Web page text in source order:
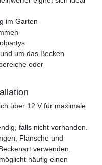
im Garten
um das Becken
oder
über 12 V für maximale
falls nicht vorhanden.
Flansche und
verwenden.
häufig einen